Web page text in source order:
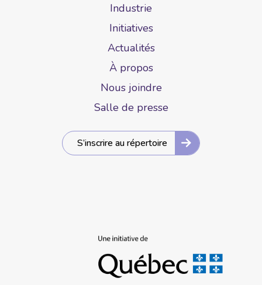
Industrie
Initiatives
Actualités
À propos
Nous joindre
Salle de presse
S’inscrire au répertoire